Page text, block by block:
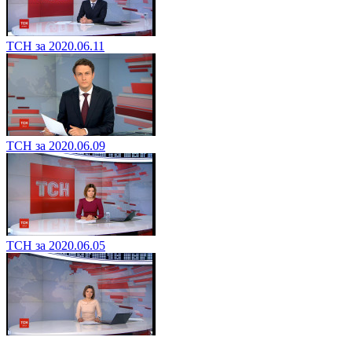
ТСН за 2020.06.11
ТСН за 2020.06.09
ТСН за 2020.06.05